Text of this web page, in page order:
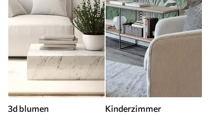
3d blumen Kinderzimmer